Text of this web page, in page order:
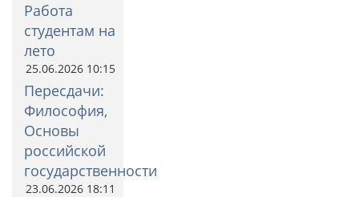
Работа
студентам на
лето
25.06.2026 10:15
Пересдачи:
Философия,
Основы
российской
государственности
23.06.2026 18:11